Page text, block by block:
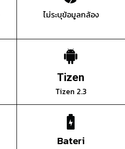
ไม่ระบุข้อมูลกล้อง
Tizen
Tizen 2.3
Bateri